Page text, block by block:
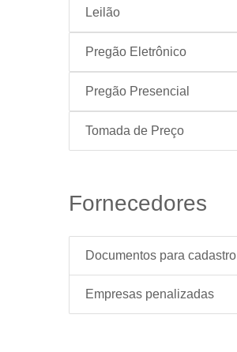
Leilão
Pregão Eletrônico
Pregão Presencial
Tomada de Preço
Fornecedores
Documentos para cadastro
Empresas penalizadas